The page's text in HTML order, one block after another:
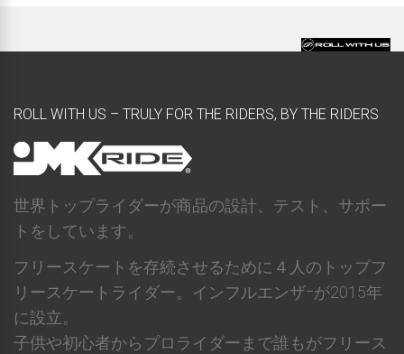
ROLL WITH US – TRULY FOR THE RIDERS, BY THE RIDERS
世界トップライダーが商品の設計、テスト、サポー
トをしています。
フリースケートを存続させるために４人のトップフ
リースケートライダー。インフルエンザｰが2015年
に設立。
子供や初心者からプロライダーまで誰もがフリース